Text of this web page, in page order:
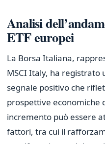
Analisi
ETF europei
La Borsa Italiana,
MSCI Italy, ha registrato
segnale positivo che
prospettive economiche
incremento può essere
fattori, tra cui il